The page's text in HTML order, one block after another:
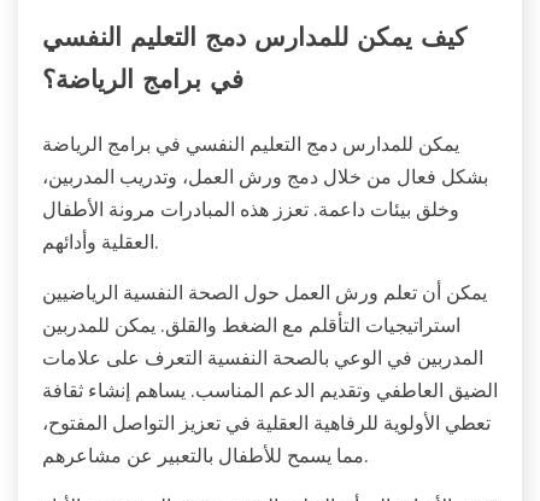
كيف يمكن للمدارس دمج التعليم النفسي
في برامج الرياضة؟
يمكن للمدارس دمج التعليم النفسي في برامج الرياضة
بشكل فعال من خلال دمج ورش العمل، وتدريب المدربين،
وخلق بيئات داعمة. تعزز هذه المبادرات مرونة الأطفال
العقلية وأدائهم.
يمكن أن تعلم ورش العمل حول الصحة النفسية الرياضيين
استراتيجيات التأقلم مع الضغط والقلق. يمكن للمدربين
المدربين في الوعي بالصحة النفسية التعرف على علامات
الضيق العاطفي وتقديم الدعم المناسب. يساهم إنشاء ثقافة
تعطي الأولوية للرفاهية العقلية في تعزيز التواصل المفتوح،
مما يسمح للأطفال بالتعبير عن مشاعرهم.